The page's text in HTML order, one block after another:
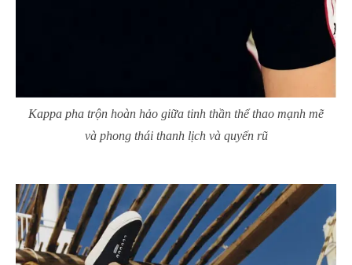
Kappa pha trộn hoàn hảo giữa tinh thần thể thao mạnh mẽ
và phong thái thanh lịch và quyến rũ